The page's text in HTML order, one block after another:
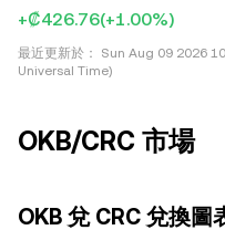
+₡426.76(+1.00%)
最近更新於：
Sun Aug 09 2026
Universal Time)
OKB/CRC 市場
OKB 兌 CRC 兌換圖